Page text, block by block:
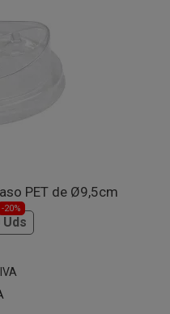
PET de Ø9,5cm
Uds
-20%